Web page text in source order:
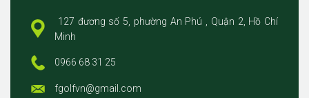
127 đương số 5, phường An Phú , Quận 2, Hồ Chí
Minh
0966 68 31 25
fgolfvn@gmail.com